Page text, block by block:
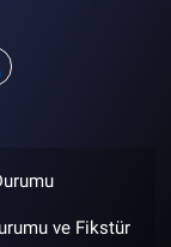
ve Fikstür